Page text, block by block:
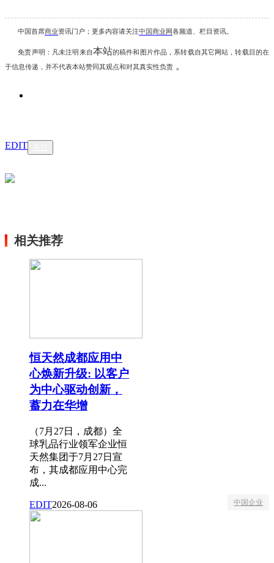
中国首席商业资讯门户；更多内容请关注中国商业网各频道、栏目资讯
免责声明：凡未注明 来自本站的稿件和图片作品，系转载自其它网站，转载目的在
于信息传递，并不代表本站赞同其观点和对其真实性负责 。
EDIT
相关推荐
恒天然成都应用中
心焕新升级: 以客户
为中心驱动创新，
蓄力在华增
（7月27日，成都）全
球乳品行业领军企业恒
天然集团于7月27日宣
布，其成都应用中心完
成...
EDIT2026-08-06 中国企业